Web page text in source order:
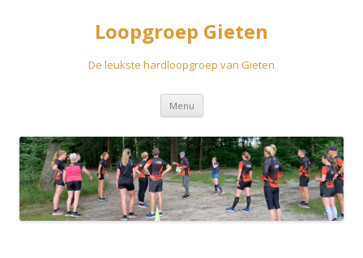
Loopgroep Gieten
De leukste hardloopgroep van Gieten
Menu Spring
inhoud